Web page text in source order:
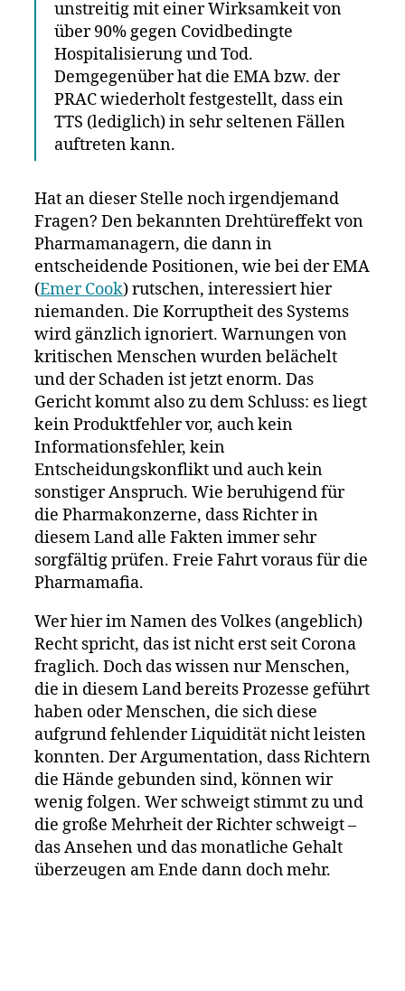
unstreitig mit einer Wirksamkeit von
über 90% gegen Covidbedingte
Hospitalisierung und Tod.
Demgegenüber hat die EMA bzw. der
PRAC wiederholt festgestellt, dass ein
TTS (lediglich) in sehr seltenen Fällen
auftreten kann.
Hat an dieser Stelle noch irgendjemand
Fragen? Den bekannten Drehtüreffekt von
Pharmamanagern, die dann in
entscheidende Positionen, wie bei der EMA
(Emer Cook) rutschen, interessiert hier
niemanden. Die Korruptheit des Systems
wird gänzlich ignoriert. Warnungen von
kritischen Menschen wurden belächelt
und der Schaden ist jetzt enorm. Das
Gericht kommt also zu dem Schluss: es liegt
kein Produktfehler vor, auch kein
Informationsfehler, kein
Entscheidungskonflikt und auch kein
sonstiger Anspruch. Wie beruhigend für
die Pharmakonzerne, dass Richter in
diesem Land alle Fakten immer sehr
sorgfältig prüfen. Freie Fahrt voraus für die
Pharmamafia.
Wer hier im Namen des Volkes (angeblich)
Recht spricht, das ist nicht erst seit Corona
fraglich. Doch das wissen nur Menschen,
die in diesem Land bereits Prozesse geführt
haben oder Menschen, die sich diese
aufgrund fehlender Liquidität nicht leisten
konnten. Der Argumentation, dass Richtern
die Hände gebunden sind, können wir
wenig folgen. Wer schweigt stimmt zu und
die große Mehrheit der Richter schweigt –
das Ansehen und das monatliche Gehalt
überzeugen am Ende dann doch mehr.